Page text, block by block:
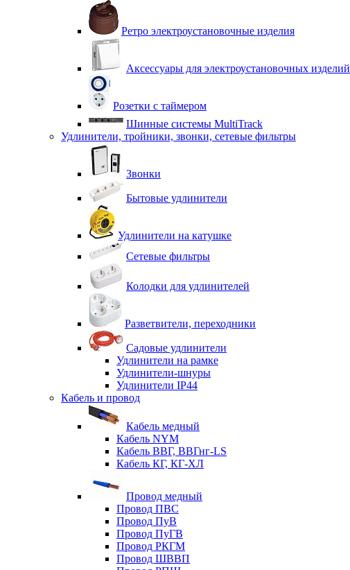
Ретро электроустановочные изделия
Аксессуары для электроустановочных изделий
Розетки с таймером
Шинные системы MultiTrack
Удлинители, тройники, звонки, сетевые фильтры
Звонки
Бытовые удлинители
Удлинители на катушке
Сетевые фильтры
Колодки для удлинителей
Разветвители, переходники
Садовые удлинители
Удлинители на рамке
Удлинители-шнуры
Удлинители IP44
Кабель и провод
Кабель медный
Кабель NYM
Кабель ВВГ, ВВГнг-LS
Кабель КГ, КГ-ХЛ
Провод медный
Провод ПВС
Провод ПуВ
Провод ПуГВ
Провод РКГМ
Провод ШВВП